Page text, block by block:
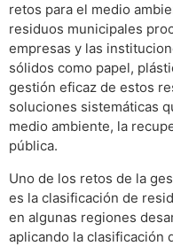
retos para el medio
residuos municipales
empresas y las
sólidos como papel,
gestión eficaz de estos
soluciones sistemáticas
medio ambiente, la
pública.
Uno de los retos de la
es la clasificación de
en algunas regiones
aplicando la clasificación